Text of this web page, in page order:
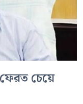
চেয়ে